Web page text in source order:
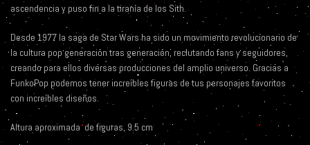
ascendencia y puso fin a la tiranía de los Sith.
Desde 1977 la saga de Star Wars ha sido un movimiento revolucionario de
la cultura pop generación tras generación, reclutando fans y seguidores,
creando para ellos diversas producciones del amplio universo. Gracias a
FunkoPop podemos tener increíbles figuras de tus personajes favoritos
con increíbles diseños.
Altura aproximada de figuras, 9.5 cm